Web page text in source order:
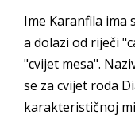
Ime Karanfila ima
a dolazi od riječi
"cvijet mesa".
se za cvijet roda
karakterističnoj